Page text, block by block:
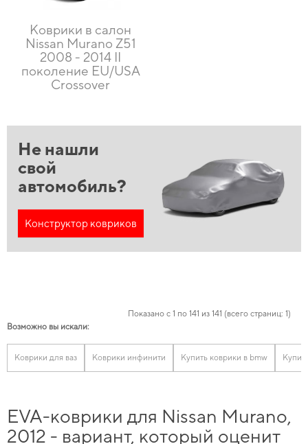
Коврики в салон
Nissan Murano Z51
2008 - 2014 II
поколение EU/USA
Crossover
Не нашли
свой
автомобиль?
Конструктор ковриков
Показано с 1 по 141 из 141 (всего страниц: 1)
Возможно вы искали:
Коврики для ваз Коврики инфинити Купить коврики в bmw
EVA-коврики для Nissan Murano,
2012 - вариант, который оценит